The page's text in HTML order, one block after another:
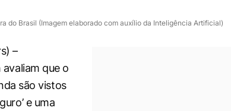
do Brasil (Imagem elaborado com auxílio da Inteligência Artificial)
–
que o
são vistos
e uma